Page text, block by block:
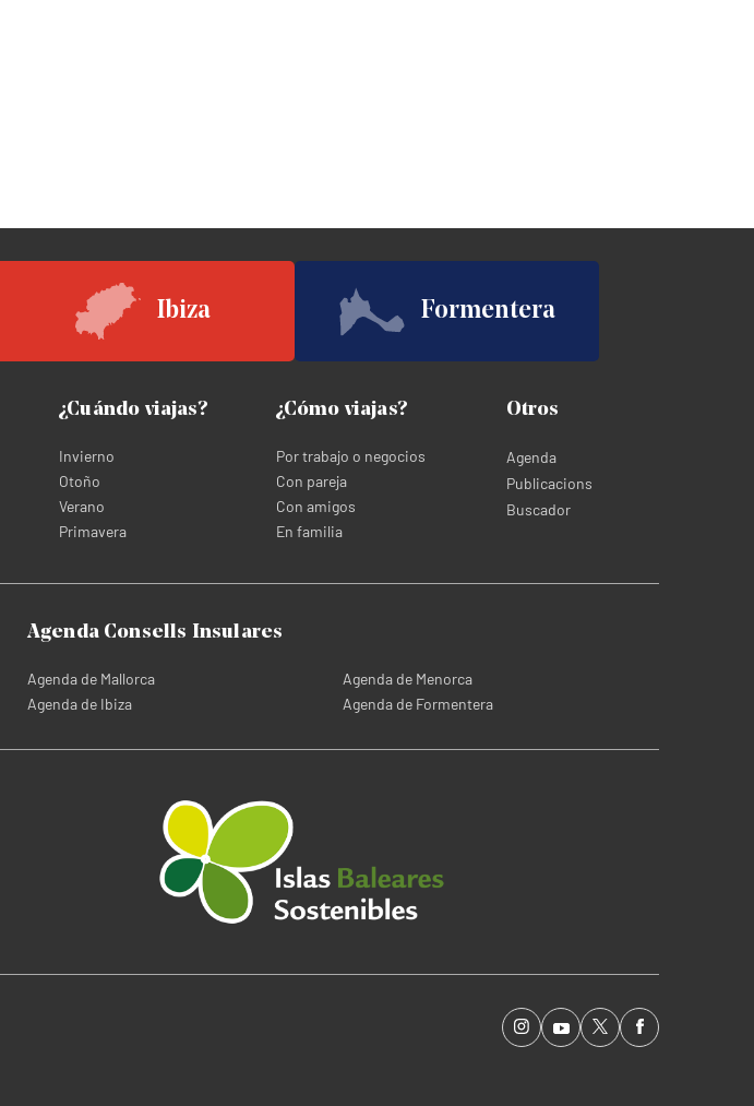
Ibiza Formentera
¿Cuándo viajas?
Invierno
Otoño
Verano
Primavera
¿Cómo viajas?
Por trabajo o negocios
Con pareja
Con amigos
En familia
Otros
Agenda
Publicacions
Buscador
Agenda Consells Insulares
Agenda de Mallorca
Agenda de Menorca
Agenda de Ibiza
Agenda de Formentera